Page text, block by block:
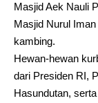
Masjid Aek Nauli
Masjid Nurul
kambing.
Hewan-hewan
dari Presiden RI,
Hasundutan,